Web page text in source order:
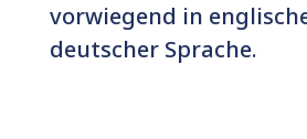
vorwiegend in
deutscher Sprache.